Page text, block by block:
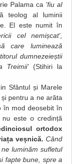
Palama ca 'fiu al
teolog al luminii
El este numit în
cel nemișcat',
care luminează
dumnezeieștii
Treimii' (Stihiri la
Sfântul și Marele
pentru a ne arăta
în mod deosebit în
este o credință
ortodox
veșnică. Când
luminăm sufletul
fapte bune, spre a